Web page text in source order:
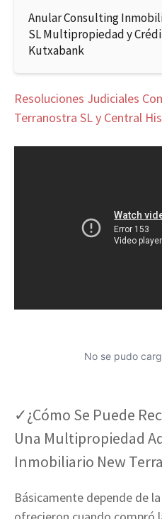
Anular Consulting
SL Multipropiedad y
Kutxabank
Resoluciones Judiciales
Terranostra SL y Central
No se pudo
✓¿Cómo Se Puede
Una Multipropiedad
Inmobiliario New
Básicamente depende de